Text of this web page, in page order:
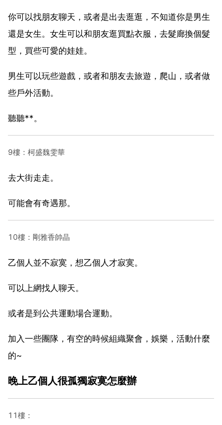
你可以找朋友聊天，或者是出去逛逛，不知道你是男生
還是女生。女生可以和朋友逛買點衣服，去髮廊換個髮
型，買些可愛的娃娃。
男生可以玩些遊戲，或者和朋友去旅遊，爬山，或者做
些戶外活動。
聽聽**。
9樓：柯盛魏雯華
去大街走走。
可能會有奇遇那。
10樓：剛雅香帥晶
乙個人並不寂寞，想乙個人才寂寞。
可以上網找人聊天。
或者是到公共運動場合運動。
加入一些團隊，有空的時候組織聚會，娛樂，活動什麼
的~
晚上乙個人很孤獨寂寞怎麼辦
11樓：